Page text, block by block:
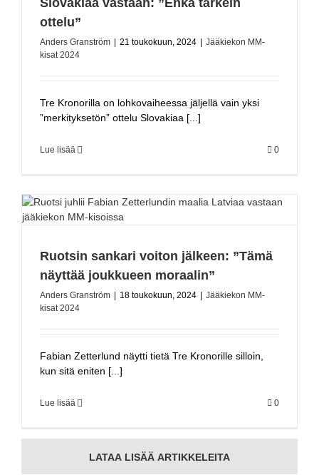
Slovakiaa vastaan: ”Ehkä tärkein
ottelu”
Anders Granström 21 toukokuun, 2024
Jääkiekon MM-
kisat 2024
Tre Kronorilla on lohkovaiheessa jäljellä vain yksi
”merkityksetön” ottelu Slovakiaa [...]
Lue lisää 0
Ruotsin sankari voiton jälkeen: ”Tämä
näyttää joukkueen moraalin”
Anders Granström 18 toukokuun, 2024
Jääkiekon MM-
kisat 2024
Fabian Zetterlund näytti tietä Tre Kronorille silloin,
kun sitä eniten [...]
Lue lisää 0
LATAA LISÄÄ ARTIKKELEITA